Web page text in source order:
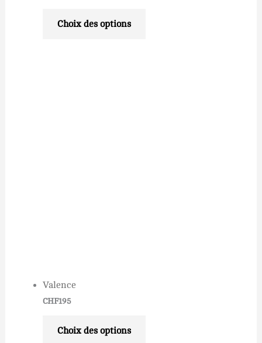
Choix des options
Valence
CHF195
Choix des options